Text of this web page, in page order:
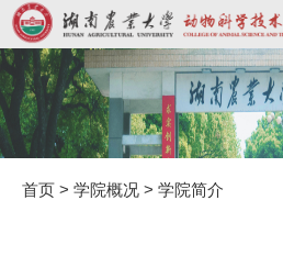
首页 > 学院概况 > 学院简介